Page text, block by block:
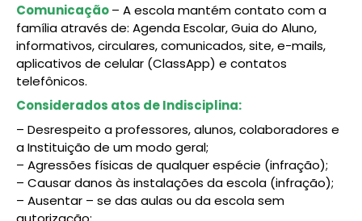
Comunicação– A escola mantém contato com a
família através de: Agenda Escolar, Guia do Aluno,
informativos, circulares, comunicados, site, e-mails,
aplicativos de celular (ClassApp) e contatos
telefônicos.
Considerados atos de Indisciplina:
– Desrespeito a professores, alunos, colaboradores e
a Instituição de um modo geral;
– Agressões físicas de qualquer espécie (infração);
– Causar danos às instalações da escola (infração);
– Ausentar – se das aulas ou da escola sem